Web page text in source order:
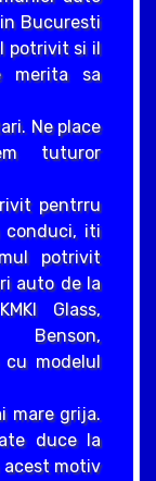
Bucuresti
potrivit si il
merita sa
Ne place
tuturor
pentrru
conduci, iti
potrivit
auto de la
Glass,
Benson,
modelul
mare grija.
duce la
acest motiv